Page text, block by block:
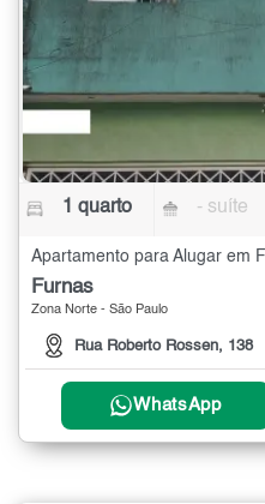
1 quarto - suíte
Apartamento para Alugar em
Furnas
Zona Norte - São Paulo
Rua Roberto Rossen, 138
WhatsApp